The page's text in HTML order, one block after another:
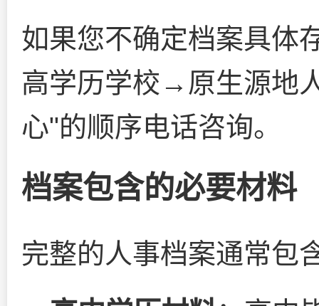
如果您不确定档案具体
高学历学校→原生源地
心"的顺序电话咨询。
档案包含的必要材料
完整的人事档案通常包